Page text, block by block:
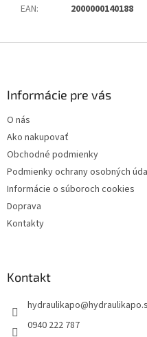
EAN: 2000000140188
Informácie pre vás
O nás
Ako nakupovať
Obchodné podmienky
Podmienky ochrany osobných
Informácie o súboroch cookies
Doprava
Kontakty
Kontakt
hydraulikapo@
0940 222 787